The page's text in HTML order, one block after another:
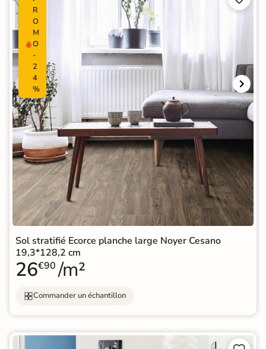
R
O
M
O
-
2
4
%
Sol stratifié Ecorce planche large Noyer Cesano
19,3*128,2 cm
26€90 /m²
Commander un échantillon